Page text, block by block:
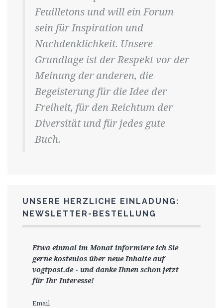
Feuilletons und will ein Forum
sein für Inspiration und
Nachdenklichkeit. Unsere
Grundlage ist der Respekt vor der
Meinung der anderen, die
Begeisterung für die Idee der
Freiheit, für den Reichtum der
Diversität und für jedes gute
Buch.
UNSERE HERZLICHE EINLADUNG:
NEWSLETTER-BESTELLUNG
Etwa einmal im Monat informiere ich Sie
gernekostenlos über neue Inhalte auf
vogtpost.de- und danke Ihnen schon jetzt
für Ihr Interesse!
Email